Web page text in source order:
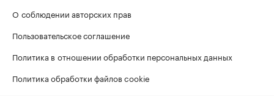
О соблюдении авторских прав
Пользовательское соглашение
Политика в отношении обработки персональных данных
Политика обработки файлов cookie